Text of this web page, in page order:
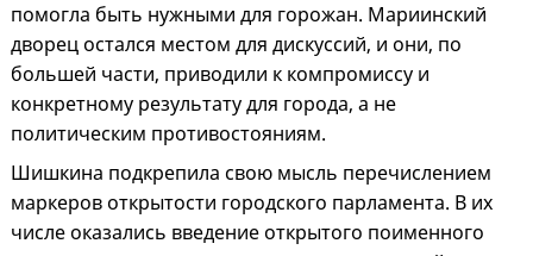
помогла быть нужными для горожан. Мариинский
дворец остался местом для дискуссий, и они, по
большей части, приводили к компромиссу и
конкретному результату для города, а не
политическим противостояниям.
Шишкина подкрепила свою мысль перечислением
маркеров открытости городского парламента. В их
числе оказались введение открытого поименного